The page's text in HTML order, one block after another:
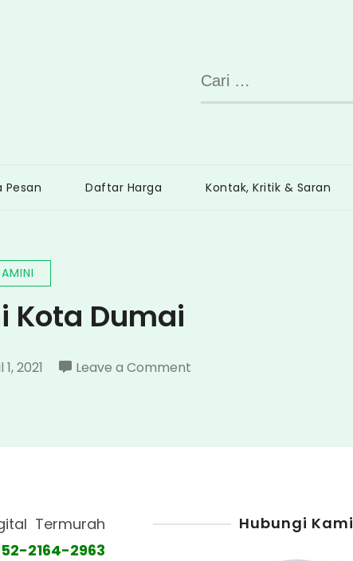
Cari
untuk:
Pesan Daftar Harga Kontak, Kritik & Saran
Kota Dumai
2021 Leave a Commenton
Termurah
2164-2963
Hubungi Kami